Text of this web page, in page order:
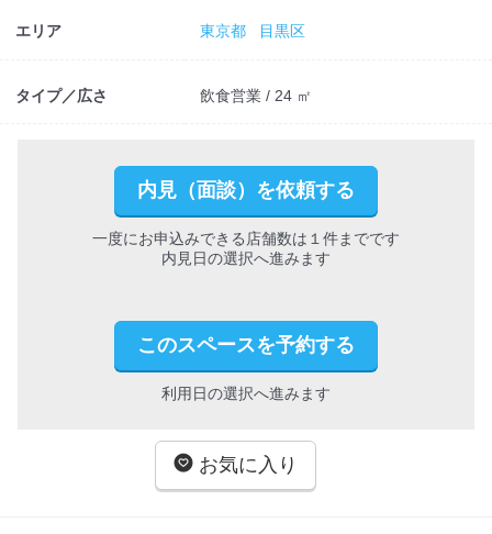
エリア 東京都 目黒区
タイプ／広さ 飲食営業 / 24 ㎡
内見（面談）を依頼する
一度にお申込みできる店舗数は１件までです
内見日の選択へ進みます
このスペースを予約する
利用日の選択へ進みます
お気に入り